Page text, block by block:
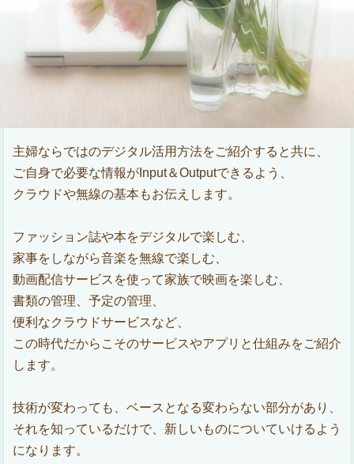
主婦ならではのデジタル活用方法をご紹介すると共に、
ご自身で必要な情報がInput＆Outputできるよう、
クラウドや無線の基本もお伝えします。
ファッション誌や本をデジタルで楽しむ、
家事をしながら音楽を無線で楽しむ、
動画配信サービスを使って家族で映画を楽しむ、
書類の管理、予定の管理、
便利なクラウドサービスなど、
この時代だからこそのサービスやアプリと仕組みをご紹介
します。
技術が変わっても、ベースとなる変わらない部分があり、
それを知っているだけで、新しいものについていけるよう
になります。